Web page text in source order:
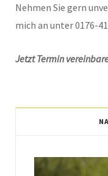
Nehmen Sie gern
mich an unter 0176-
Jetzt Termin